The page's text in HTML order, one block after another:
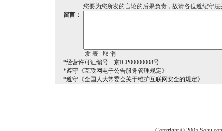
您要为您所发的言论的后果负责，故请各位遵纪守
留言：
*经营许可证编号：京ICP00000008号
*遵守《互联网电子公告服务管理规定》
*遵守《全国人大常委会关于维护互联网安全的规定》